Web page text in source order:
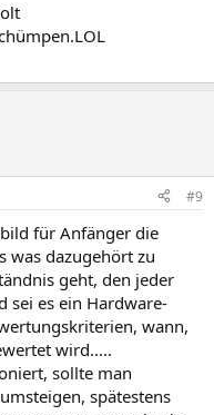
#9
für Anfänger die
was dazugehört zu
geht, den jeder
sei es ein Hardware-
wann,
wird.....
sollte man
spätestens